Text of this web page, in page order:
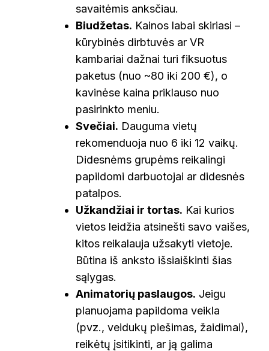
savaitėmis anksčiau.
Biudžetas. Kainos labai skiriasi –
kūrybinės dirbtuvės ar VR
kambariai dažnai turi fiksuotus
paketus (nuo ~80 iki 200 €), o
kavinėse kaina priklauso nuo
pasirinkto meniu.
Svečiai. Dauguma vietų
rekomenduoja nuo 6 iki 12 vaikų.
Didesnėms grupėms reikalingi
papildomi darbuotojai ar didesnės
patalpos.
Užkandžiai ir tortas. Kai kurios
vietos leidžia atsinešti savo vaišes,
kitos reikalauja užsakyti vietoje.
Būtina iš anksto išsiaiškinti šias
sąlygas.
Animatorių paslaugos. Jeigu
planuojama papildoma veikla
(pvz., veidukų piešimas, žaidimai),
reikėtų įsitikinti, ar ją galima